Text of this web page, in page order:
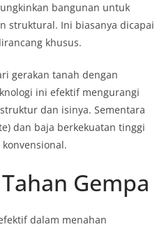
bangunan untuk
struktural. Ini biasanya dicapai
khusus.
gerakan tanah dengan
ini efektif mengurangi
dan isinya. Sementara
dan baja berkekuatan tinggi
Gempa
dalam menahan